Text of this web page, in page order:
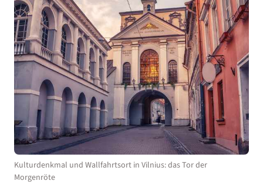
Kulturdenkmal und Wallfahrtsort in Vilnius: das Tor der
Morgenröte